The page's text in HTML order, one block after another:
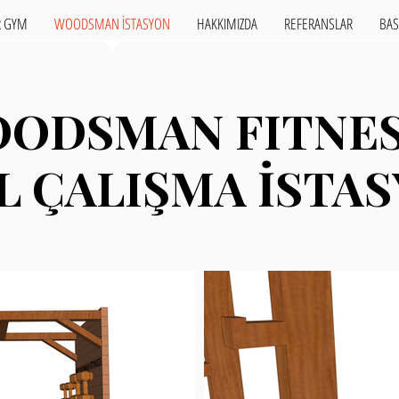
GYM WOODSMAN İSTASYON HAKKIMIZDA REFERANSLAR
ÇALIŞMA
ÇALIŞMA